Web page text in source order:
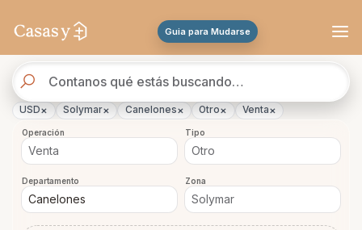
Guia para Mudarse
de
propiedades
USD× Solymar× Canelones× Otro× Venta×
Operación Tipo
Departamento Zona